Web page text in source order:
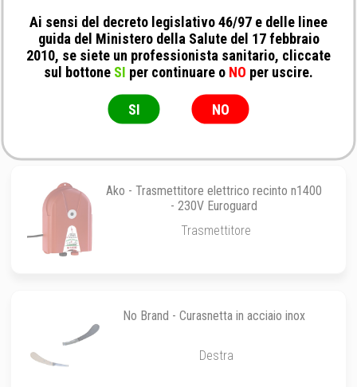
Faza - Abbeveratoio in acciaio inox con
galleggiante
Abbeveraoio
Ako - Trasmettitore elettrico recinto n1400
- 230V Euroguard
Trasmettitore
No Brand - Curasnetta in acciaio inox
Destra
Ai sensi del decreto legislativo 46/97 e delle linee
guida del Ministero della Salute del 17 febbraio
2010, se siete un professionista sanitario, cliccate
sul bottone SI per continuare o NO per uscire.
SI NO